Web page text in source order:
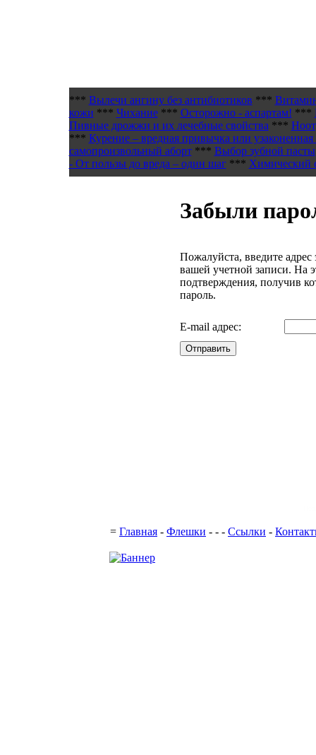
*** Вылечи ангину без антибиотиков ***
кожи *** Чихание*** Осторожно - аспартам! ***
Пивные дрожжи и их лечебные свойства ***
*** Курение – вредная привычка или узаконенная
самопроизвольный аборт*** Выбор зубной пасты
- От пользы до вреда – один шаг*** Химический
Забыли
Пожалуйста, введите
вашей учетной записи. На
подтверждения, получив
пароль.
E-mail адрес:
Отправить
= Главная - Флешки - - - Ссылки -